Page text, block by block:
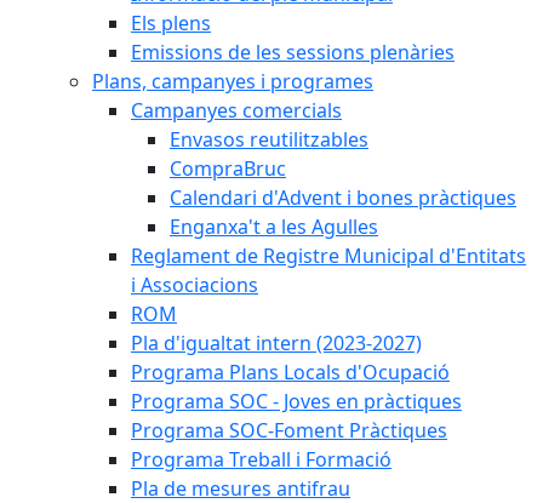
Els plens
Emissions de les sessions plenàries
Plans, campanyes i programes
Campanyes comercials
Envasos reutilitzables
CompraBruc
Calendari d'Advent i bones pràctiques
Enganxa't a les Agulles
Reglament de Registre Municipal d'Entitats
i Associacions
ROM
Pla d'igualtat intern (2023-2027)
Programa Plans Locals d'Ocupació
Programa SOC - Joves en pràctiques
Programa SOC-Foment Pràctiques
Programa Treball i Formació
Pla de mesures antifrau